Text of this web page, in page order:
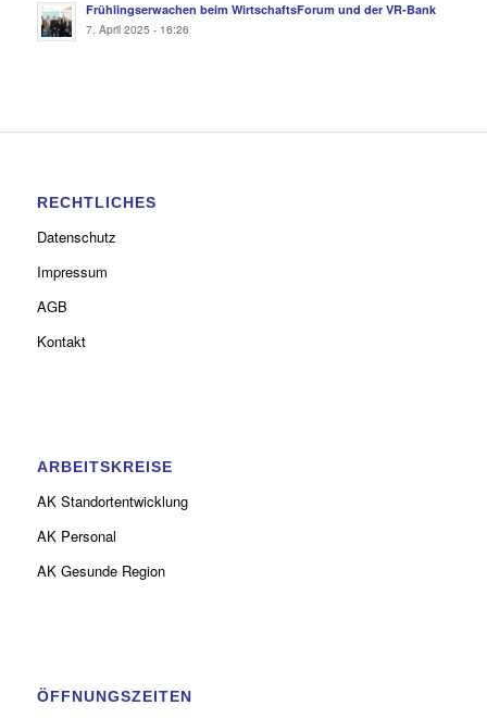
Frühlingserwachen beim WirtschaftsForum und der VR-Bank
7. April 2025 - 16:26
RECHTLICHES
Datenschutz
Impressum
AGB
Kontakt
ARBEITSKREISE
AK Standortentwicklung
AK Personal
AK Gesunde Region
ÖFFNUNGSZEITEN